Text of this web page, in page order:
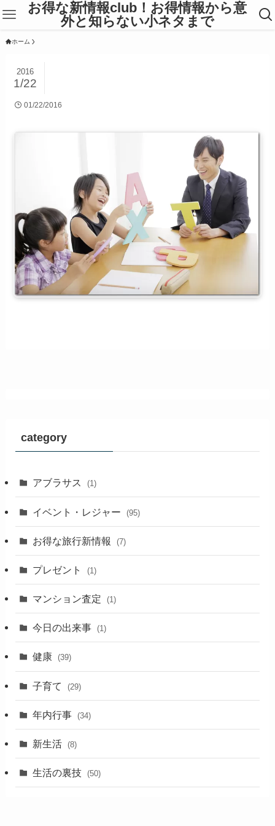
お得な新情報club！お得情報から意
外と知らない小ネタまで
ホーム
2016
1/22
01/22/2016
category
アブラサス (1)
イベント・レジャー (95)
お得な旅行新情報 (7)
プレゼント (1)
マンション査定 (1)
今日の出来事 (1)
健康 (39)
子育て (29)
年内行事 (34)
新生活 (8)
生活の裏技 (50)